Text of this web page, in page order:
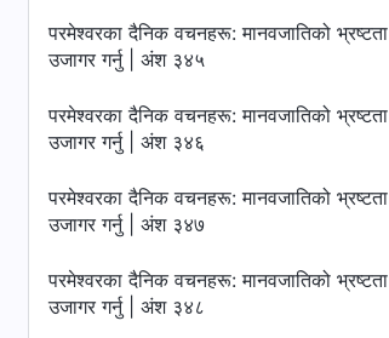
परमेश्‍वरका दैनिक वचनहरू: मानवजातिको भ्रष्टता
उजागर गर्नु | अंश ३४५
परमेश्‍वरका दैनिक वचनहरू: मानवजातिको भ्रष्टता
उजागर गर्नु | अंश ३४६
परमेश्‍वरका दैनिक वचनहरू: मानवजातिको भ्रष्टता
उजागर गर्नु | अंश ३४७
परमेश्‍वरका दैनिक वचनहरू: मानवजातिको भ्रष्टता
उजागर गर्नु | अंश ३४८